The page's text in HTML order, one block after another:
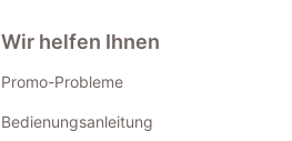
Wir helfen Ihnen
Promo-Probleme
Bedienungsanleitung